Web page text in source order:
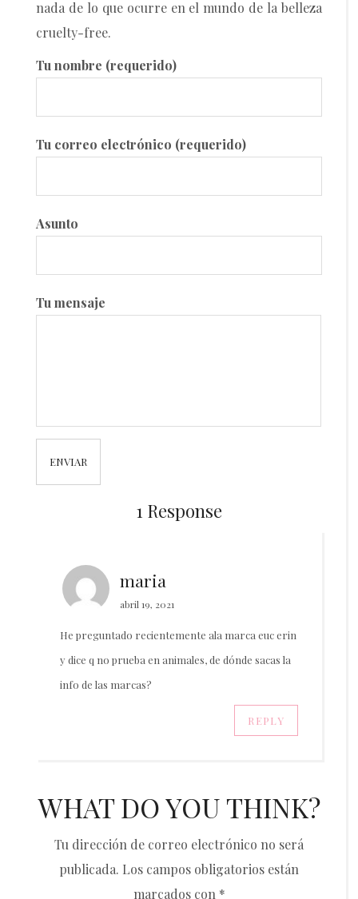
nada de lo que ocurre en el mundo de la belleza
cruelty-free.
Tu nombre (requerido)
Tu correo electrónico (requerido)
Asunto
Tu mensaje
1 Response
maria
abril 19, 2021
He preguntado recientemente ala marca euc erin
y dice q no prueba en animales, de dónde sacas la
info de las marcas?
REPLY
WHAT DO YOU THINK?
Tu dirección de correo electrónico no será
publicada. Los campos obligatorios están
marcados con *